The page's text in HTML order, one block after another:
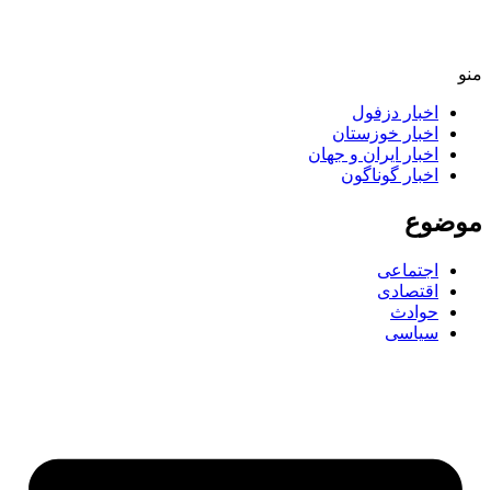
اخبار دزفول
اخبار خوزستان
اخبار ایران و جهان
اخبار گوناگون
اجتماعی
اقتصادی
حوادث
سیاسی